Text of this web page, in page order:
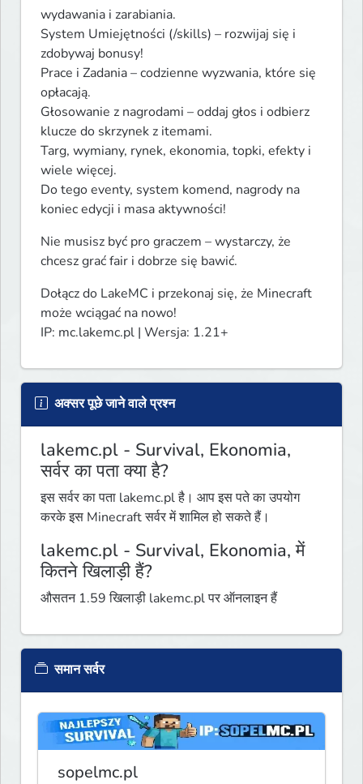
wydawania i zarabiania.
System Umiejętności (/skills) – rozwijaj się i
zdobywaj bonusy!
Prace i Zadania – codzienne wyzwania, które się
opłacają.
Głosowanie z nagrodami – oddaj głos i odbierz
klucze do skrzynek z itemami.
Targ, wymiany, rynek, ekonomia, topki, efekty i
wiele więcej.
Do tego eventy, system komend, nagrody na
koniec edycji i masa aktywności!
Nie musisz być pro graczem – wystarczy, że
chcesz grać fair i dobrze się bawić.
Dołącz do LakeMC i przekonaj się, że Minecraft
może wciągać na nowo!
IP: mc.lakemc.pl | Wersja: 1.21+
अक्सर पूछे जाने वाले प्रश्न
lakemc.pl - Survival, Ekonomia,
सर्वर का पता क्या है?
इस सर्वर का पता lakemc.pl है। आप इस पते का उपयोग
करके इस Minecraft सर्वर में शामिल हो सकते हैं।
lakemc.pl - Survival, Ekonomia, में
कितने खिलाड़ी हैं?
औसतन 1.59 खिलाड़ी lakemc.pl पर ऑनलाइन हैं
समान सर्वर
sopelmc.pl